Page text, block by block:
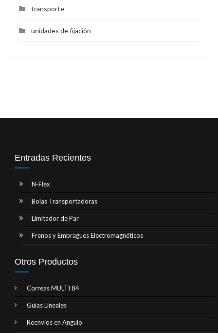
transporte
unidades de fijación
Entradas Recientes
N-Flex
Bolas Transportadoras
Limitador de Par
Frenos y Embragues Electromagnéticos
Otros Productos
Correas MULTI 84
Guías Lineales
Reenvios en Angulo